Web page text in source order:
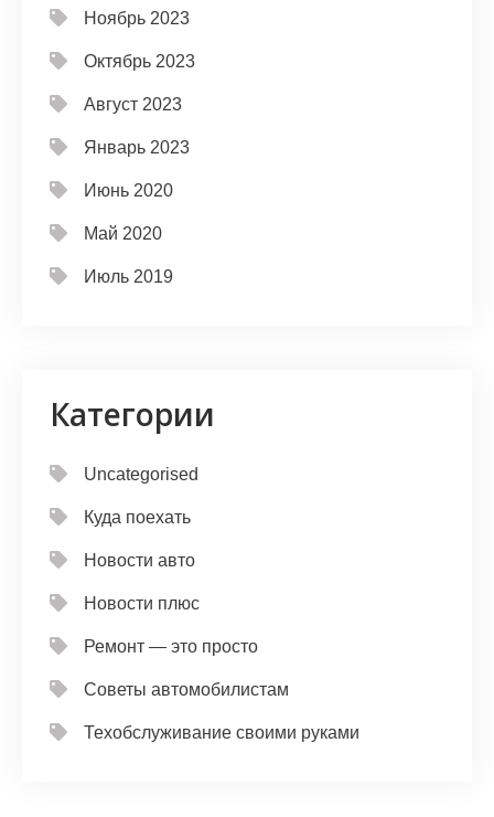
Ноябрь 2023
Октябрь 2023
Август 2023
Январь 2023
Июнь 2020
Май 2020
Июль 2019
Категории
Uncategorised
Куда поехать
Новости авто
Новости плюс
Ремонт — это просто
Советы автомобилистам
Техобслуживание своими руками